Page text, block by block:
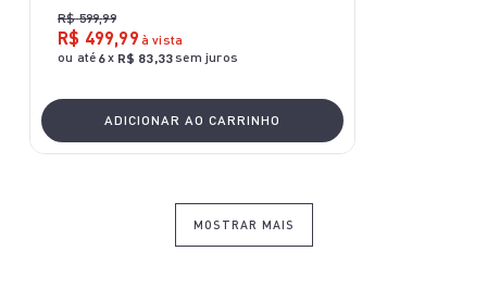
R$ 599,99
R$ 499,99 à vista
ou até 6x R$ 83,33sem juros
ADICIONAR AO CARRINHO
MOSTRAR MAIS